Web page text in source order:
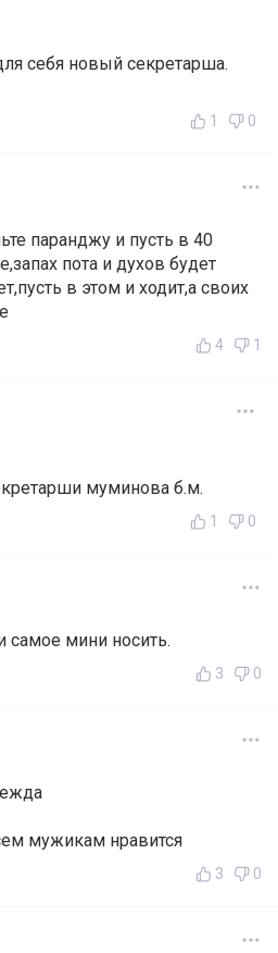
себя новый секретарша.
1 0
паранджу и пусть в 40
пота и духов будет
в этом и ходит,а своих
4 1
муминова б.м.
1 0
мини носить.
3 0
мужикам нравится
3 0